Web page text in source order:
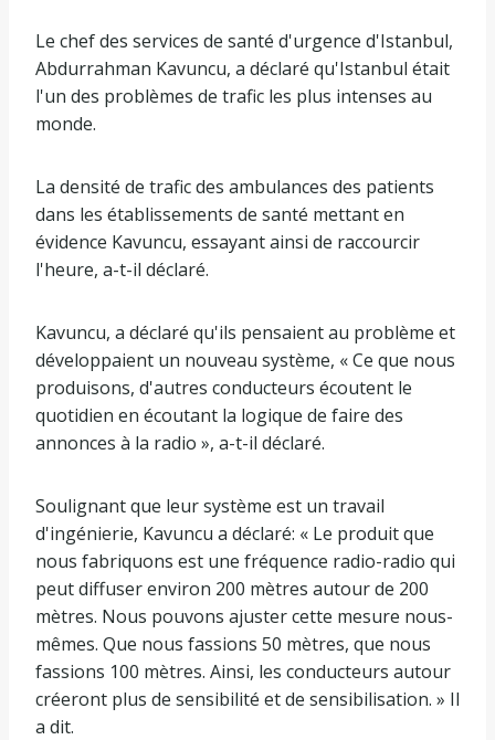
Le chef des services de santé d'urgence d'Istanbul,
Abdurrahman Kavuncu, a déclaré qu'Istanbul était
l'un des problèmes de trafic les plus intenses au
monde.
La densité de trafic des ambulances des patients
dans les établissements de santé mettant en
évidence Kavuncu, essayant ainsi de raccourcir
l'heure, a-t-il déclaré.
Kavuncu, a déclaré qu'ils pensaient au problème et
développaient un nouveau système, « Ce que nous
produisons, d'autres conducteurs écoutent le
quotidien en écoutant la logique de faire des
annonces à la radio », a-t-il déclaré.
Soulignant que leur système est un travail
d'ingénierie, Kavuncu a déclaré: « Le produit que
nous fabriquons est une fréquence radio-radio qui
peut diffuser environ 200 mètres autour de 200
mètres. Nous pouvons ajuster cette mesure nous-
mêmes. Que nous fassions 50 mètres, que nous
fassions 100 mètres. Ainsi, les conducteurs autour
créeront plus de sensibilité et de sensibilisation. » Il
a dit.